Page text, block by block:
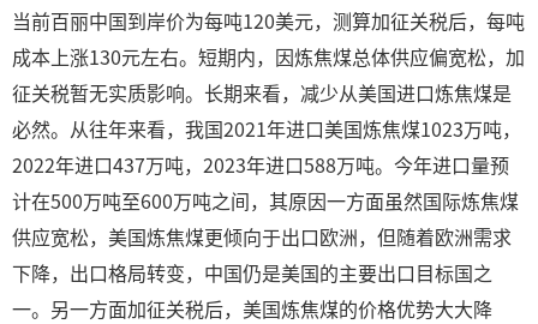
当前百丽中国到岸价为每吨120美元，测算加征关税后，每吨
成本上涨130元左右。短期内，因炼焦煤总体供应偏宽松，加
征关税暂无实质影响。长期来看，减少从美国进口炼焦煤是
必然。从往年来看，我国2021年进口美国炼焦煤1023万吨，
2022年进口437万吨，2023年进口588万吨。今年进口量预
计在500万吨至600万吨之间，其原因一方面虽然国际炼焦煤
供应宽松，美国炼焦煤更倾向于出口欧洲，但随着欧洲需求
下降，出口格局转变，中国仍是美国的主要出口目标国之
一。另一方面加征关税后，美国炼焦煤的价格优势大大降